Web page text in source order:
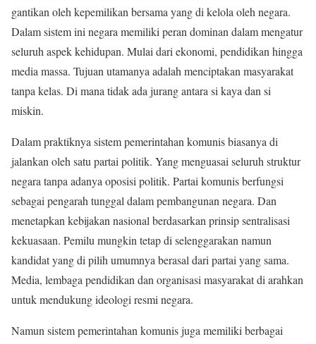
gantikan oleh kepemilikan bersama yang di kelola oleh negara.
Dalam sistem ini negara memiliki peran dominan dalam mengatur
seluruh aspek kehidupan. Mulai dari ekonomi, pendidikan hingga
media massa. Tujuan utamanya adalah menciptakan masyarakat
tanpa kelas. Di mana tidak ada jurang antara si kaya dan si
miskin.
Dalam praktiknya sistem pemerintahan komunis biasanya di
jalankan oleh satu partai politik. Yang menguasai seluruh struktur
negara tanpa adanya oposisi politik. Partai komunis berfungsi
sebagai pengarah tunggal dalam pembangunan negara. Dan
menetapkan kebijakan nasional berdasarkan prinsip sentralisasi
kekuasaan. Pemilu mungkin tetap di selenggarakan namun
kandidat yang di pilih umumnya berasal dari partai yang sama.
Media, lembaga pendidikan dan organisasi masyarakat di arahkan
untuk mendukung ideologi resmi negara.
Namun sistem pemerintahan komunis juga memiliki berbagai